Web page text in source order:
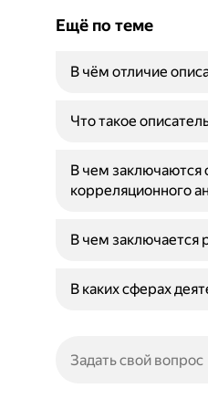
Ещё по теме
В чём отличие
Что такое
В чем заключаются
корреляционного
В чем заключается
В каких сферах